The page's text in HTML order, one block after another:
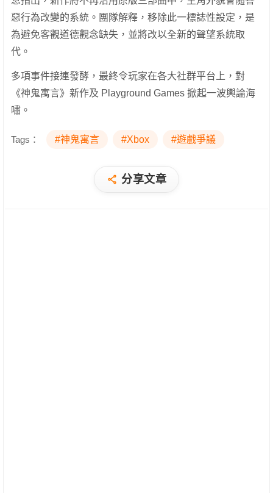
惡行為改變的系統。團隊解釋，移除此一標誌性設定，是
為避免客觀道德觀念缺失，並將改以全新的聲望系統取
代。
多項事件接連發酵，最終令玩家在各大社群平台上，對
《神鬼寓言》新作及 Playground Games 掀起一波輿論海
嘯。
Tags： #神鬼寓言 #Xbox #遊戲爭議
分享文章